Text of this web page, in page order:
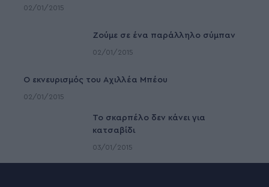
02/01/2015
Ζούμε σε ένα παράλληλο σύμπαν
02/01/2015
Ο εκνευρισμός του Αχιλλέα Μπέου
02/01/2015
To σκαρπέλο δεν κάνει για
κατσαβίδι
03/01/2015